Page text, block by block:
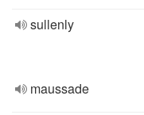
sullenly
maussade